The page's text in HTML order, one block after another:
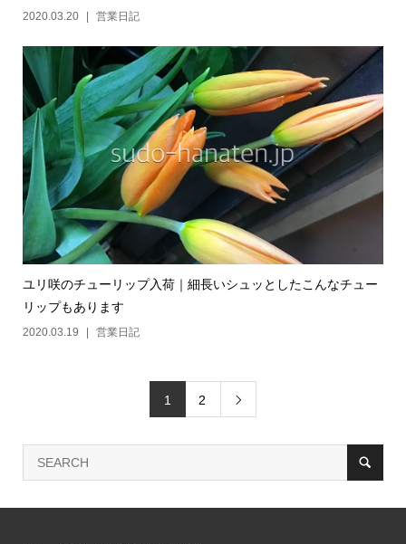
2020.03.20 営業日記
ユリ咲のチューリップ入荷｜細長いシュッとしたこんなチュー
リップもあります
2020.03.19 営業日記
1 2 